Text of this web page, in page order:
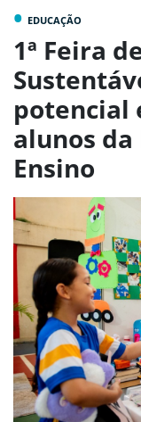
• EDUCAÇÃO
1ª Feira
potencial
alunos
Ensino